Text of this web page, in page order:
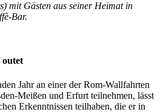
mit Gästen aus seiner Heimat in
Bar.
outet
Jahr an einer der Rom-Wallfahrten
Meißen und Erfurt teilnehmen, lässt
Erkenntnissen teilhaben, die er in